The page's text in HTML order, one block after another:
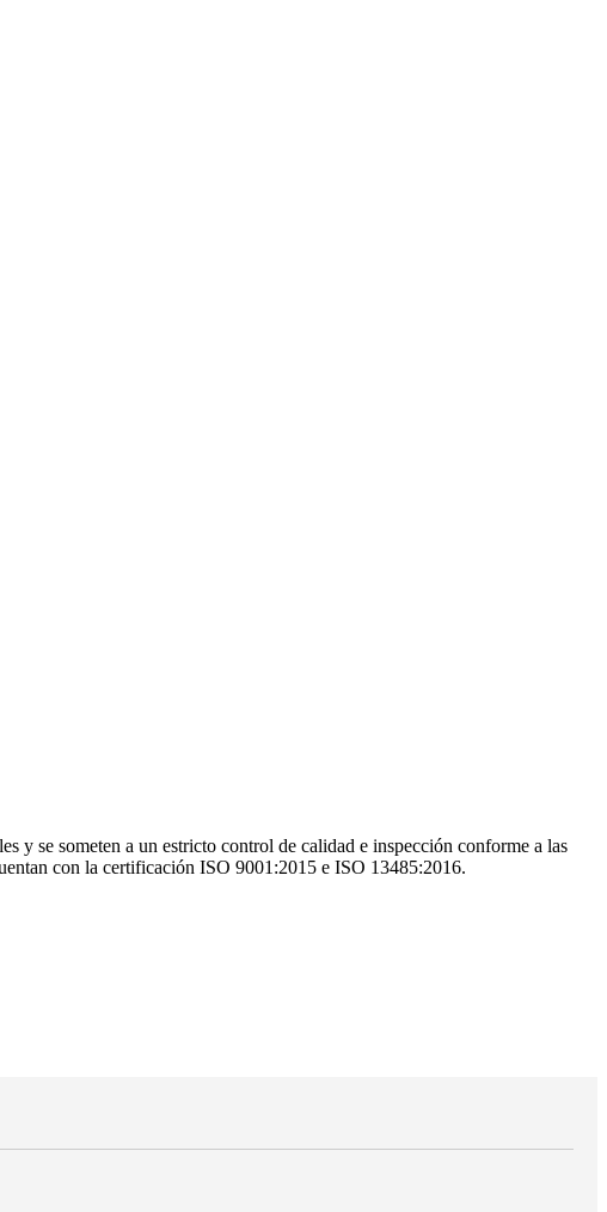
y se someten a un estricto control de calidad e inspección conforme a las
con la certificación ISO 9001:2015 e ISO 13485:2016.